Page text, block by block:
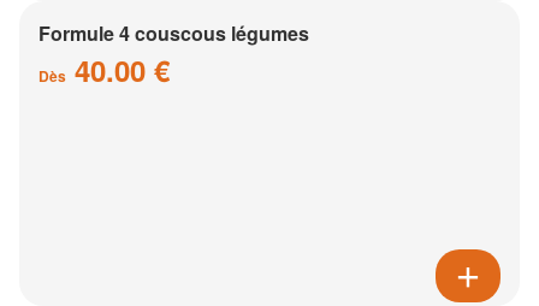
Formule 4 couscous légumes
Dès 40.00 €